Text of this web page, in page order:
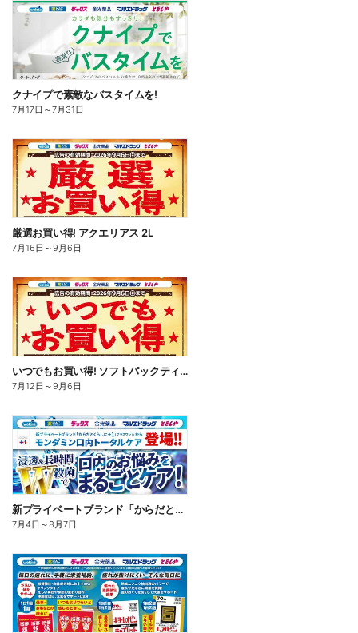
クナイプで素敵なバスタイムを!
7月17日 ～7月31日
厳選お買い得! アクエリアス 2L
7月16日 ～9月6日
いつでもお買い得! ソフトパックティッシュ
7月12日 ～9月6日
新プライベートブランド「からだとくらしに+1(プラスワン)」よりモンダミン口内トータルケア登場!
7月4日 ～8月7日